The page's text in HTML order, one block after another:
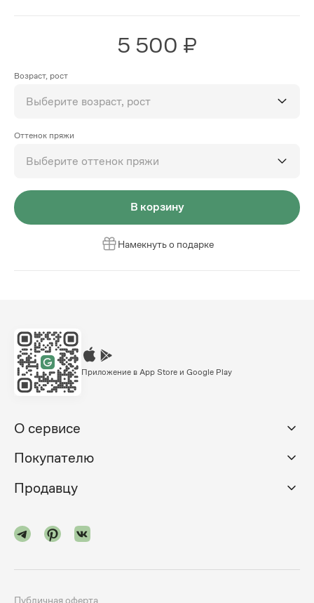
5 500 ₽
Возраст, рост
Выберите возраст, рост
Оттенок пряжи
Выберите оттенок пряжи
В корзину
Намекнуть о подарке
Приложение в App Store и Google Play
О сервисе
Покупателю
Продавцу
Публичная оферта